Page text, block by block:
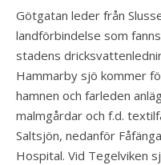
Götgatan leder från
landförbindelse som
stadens
Hammarby sjö kommer
hamnen och farleden
malmgårdar och f.d.
Saltsjön, nedanför
Hospital. Vid Tegelviken